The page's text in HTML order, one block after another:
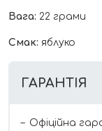
Вага: 22 грами
Смак: яблуко
ГАРАНТІЯ
Офіційна